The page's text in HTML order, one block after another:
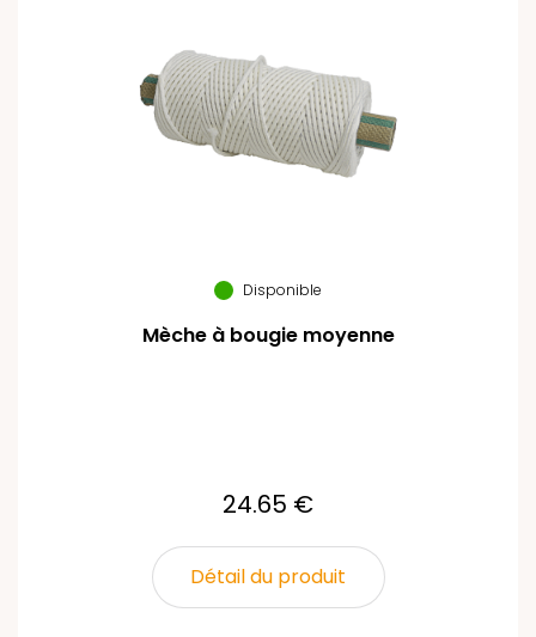
Disponible
Mèche à bougie moyenne
24.65 €
Détail du produit